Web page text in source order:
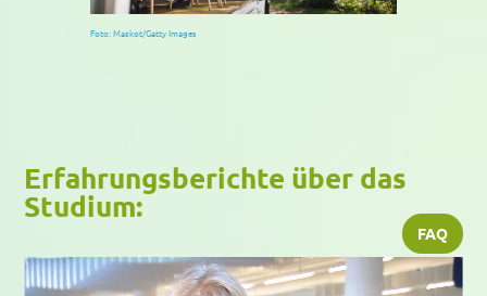
FAQ
Foto: Maskot/Gatty Images
Erfahrungsberichte über das
Studium: